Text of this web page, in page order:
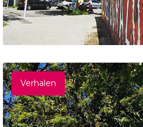
Verhalen